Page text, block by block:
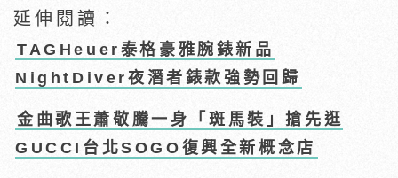
延伸閱讀：
TAGHeuer泰格豪雅腕錶新品
NightDiver夜潛者錶款強勢回歸
金曲歌王蕭敬騰一身「斑馬裝」搶先逛
GUCCI台北SOGO復興全新概念店